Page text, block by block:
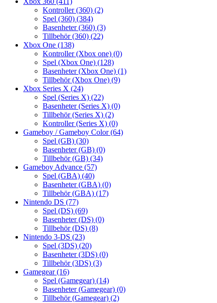
Kontroller (360) (2)
Spel (360) (384)
Basenheter (360) (3)
Tillbehör (360) (22)
Xbox One (138)
Kontroller (Xbox one) (0)
Spel (Xbox One) (128)
Basenheter (Xbox One) (1)
Tillbehör (Xbox One) (9)
Xbox Series X (24)
Spel (Series X) (22)
Basenheter (Series X) (0)
Tillbehör (Series X) (2)
Kontroller (Series X) (0)
Gameboy / Gameboy Color(64)
Spel (GB) (30)
Basenheter (GB) (0)
Tillbehör (GB) (34)
Gameboy Advance (57)
Spel (GBA) (40)
Basenheter (GBA) (0)
Tillbehör (GBA) (17)
Nintendo DS (77)
Spel (DS) (69)
Basenheter (DS) (0)
Tillbehör (DS) (8)
Nintendo 3-DS (23)
Spel (3DS) (20)
Basenheter (3DS) (0)
Tillbehör (3DS) (3)
Gamegear(16)
Spel (Gamegear) (14)
Basenheter (Gamegear) (0)
Tillbehör (Gamegear) (2)